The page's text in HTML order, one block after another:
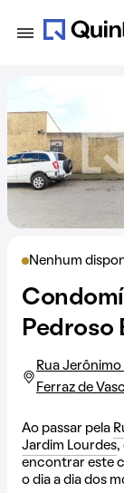
Nenhum
Pedroso
Rua
Ferraz de
Ao passar pela
Jardim Lourdes,
encontrar este
o dia a dia dos